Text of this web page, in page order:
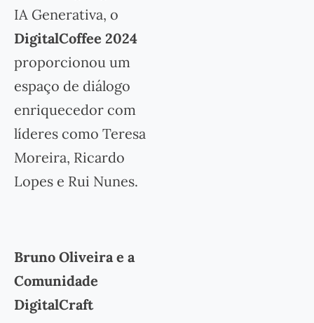
IA Generativa, o
DigitalCoffee 2024
proporcionou um
espaço de diálogo
enriquecedor com
líderes como Teresa
Moreira, Ricardo
Lopes e Rui Nunes.
Bruno Oliveira e a
Comunidade
DigitalCraft